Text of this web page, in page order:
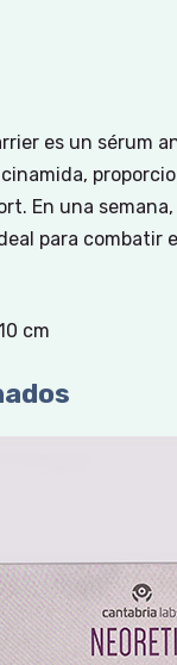
es un sérum
En una
para combatir
cm